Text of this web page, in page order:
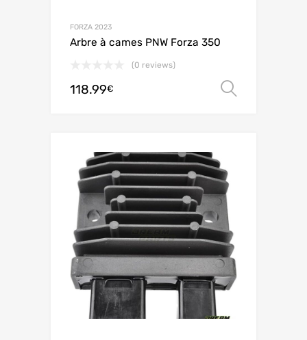
FORZA 2023
Arbre à cames PNW Forza 350
(0 reviews)
118.99€